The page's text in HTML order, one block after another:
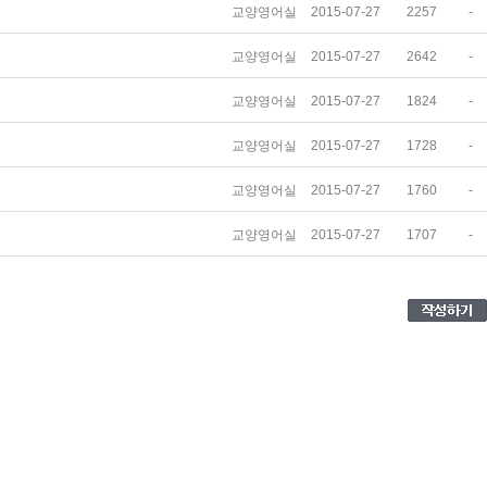
교양영어실 2015-07-27 2257 -
교양영어실 2015-07-27 2642 -
교양영어실 2015-07-27 1824 -
교양영어실 2015-07-27 1728 -
교양영어실 2015-07-27 1760 -
교양영어실 2015-07-27 1707 -